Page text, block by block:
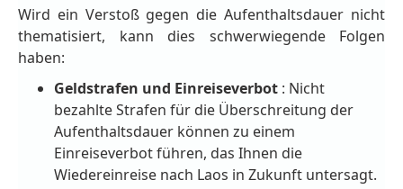
Wird ein Verstoß gegen die Aufenthaltsdauer nicht
thematisiert, kann dies schwerwiegende Folgen
haben:
Geldstrafen und Einreiseverbot : Nicht
bezahlte Strafen für die Überschreitung der
Aufenthaltsdauer können zu einem
Einreiseverbot führen, das Ihnen die
Wiedereinreise nach Laos in Zukunft untersagt.